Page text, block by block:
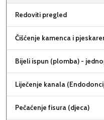
Redoviti pregled
Čišćenje kamenca i
Bijeli ispun (plomba) -
Liječenje kanala
Pečaćenje fisura (djeca)